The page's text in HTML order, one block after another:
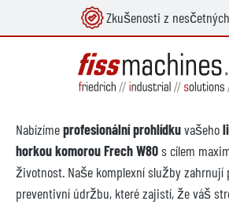
Zkušenosti z
Nabízímeprofesionální prohlídkuvašeho
horkou komorou Frech W80s cílem
životnost. Naše komplexní služby zahrnují
preventivní údržbu, které zajistí, že váš